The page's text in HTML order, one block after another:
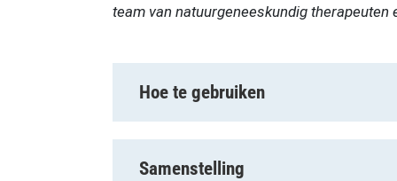
team van natuurgeneeskundig
Hoe te gebruiken
Samenstelling